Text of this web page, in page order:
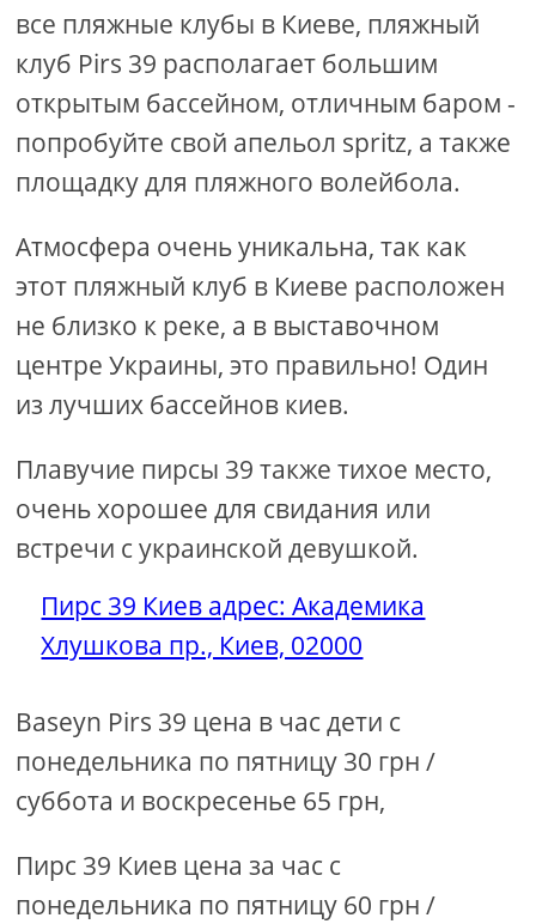
все пляжные клубы в Киеве, пляжный
клуб Pirs 39 располагает большим
открытым бассейном, отличным баром -
попробуйте свой апельол spritz, а также
площадку для пляжного волейбола.
Атмосфера очень уникальна, так как
этот пляжный клуб в Киеве расположен
не близко к реке, а в выставочном
центре Украины, это правильно! Один
из лучших бассейнов киев.
Плавучие пирсы 39 также тихое место,
очень хорошее для свидания или
встречи с украинской девушкой.
Пирс 39 Киев адрес: Академика
Хлушкова пр., Киев, 02000
Baseyn Pirs 39 цена в час дети с
понедельника по пятницу 30 грн /
суббота и воскресенье 65 грн,
Пирс 39 Киев цена за час с
понедельника по пятницу 60 грн /